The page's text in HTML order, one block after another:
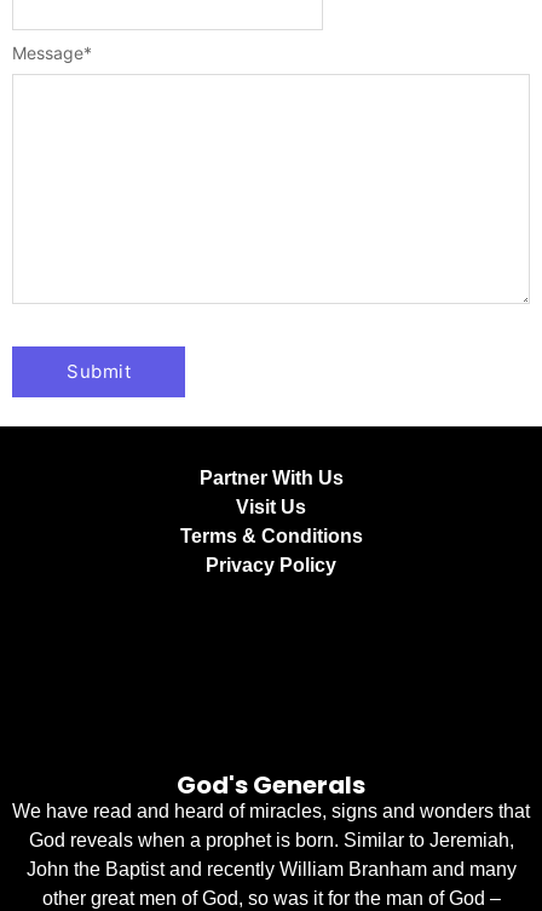
Message*
Partner With Us
Visit Us
Terms & Conditions
Privacy Policy
God's Generals
We have read and heard of miracles, signs and wonders that
God reveals when a prophet is born. Similar to Jeremiah,
John the Baptist and recently William Branham and many
other great men of God, so was it for the man of God –